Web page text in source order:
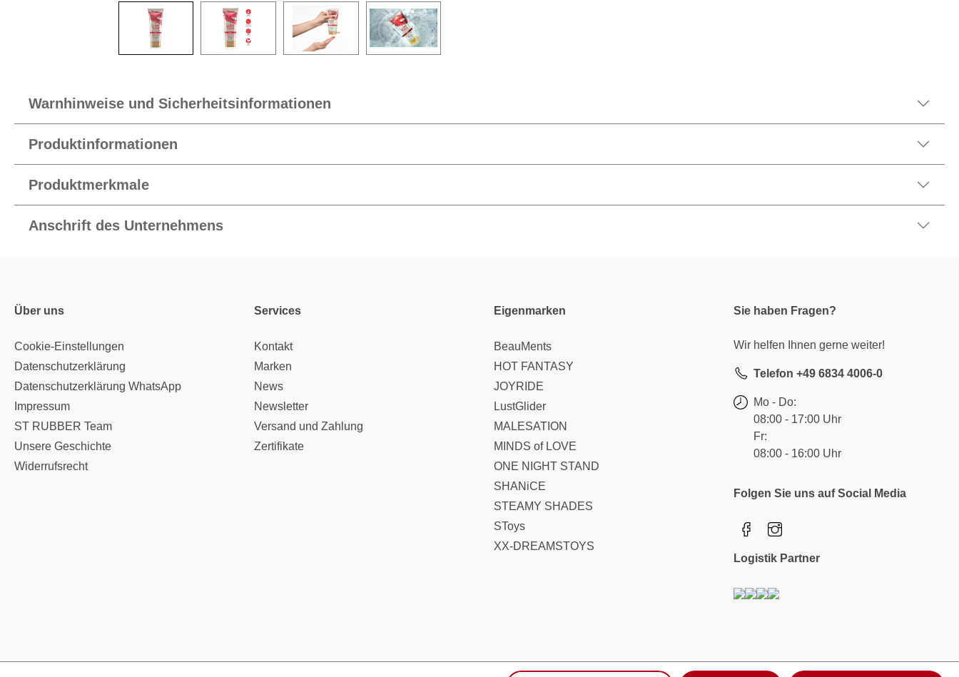
Warnhinweise und Sicherheitsinformationen
Produktinformationen
Produktmerkmale
Anschrift des Unternehmens
Über uns
Cookie-Einstellungen
Datenschutzerklärung
Datenschutzerklärung WhatsApp
Impressum
ST RUBBER Team
Unsere Geschichte
Widerrufsrecht
Services
Kontakt
Marken
News
Newsletter
Versand und Zahlung
Zertifikate
Eigenmarken
BeauMents
HOT FANTASY
JOYRIDE
LustGlider
MALESATION
MINDS of LOVE
ONE NIGHT STAND
SHANiCE
STEAMY SHADES
SToys
XX-DREAMSTOYS
Sie haben Fragen?
Wir helfen Ihnen gerne weiter!
Telefon +49 6834 4006-0
Mo - Do:
08:00 - 17:00 Uhr
Fr:
08:00 - 16:00 Uhr
Folgen Sie uns auf Social Media
Logistik Partner